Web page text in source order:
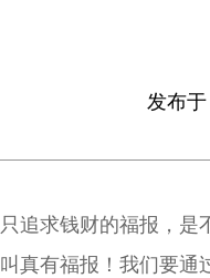
发布于
只追求钱财的福报，是
叫真有福报！我们要通